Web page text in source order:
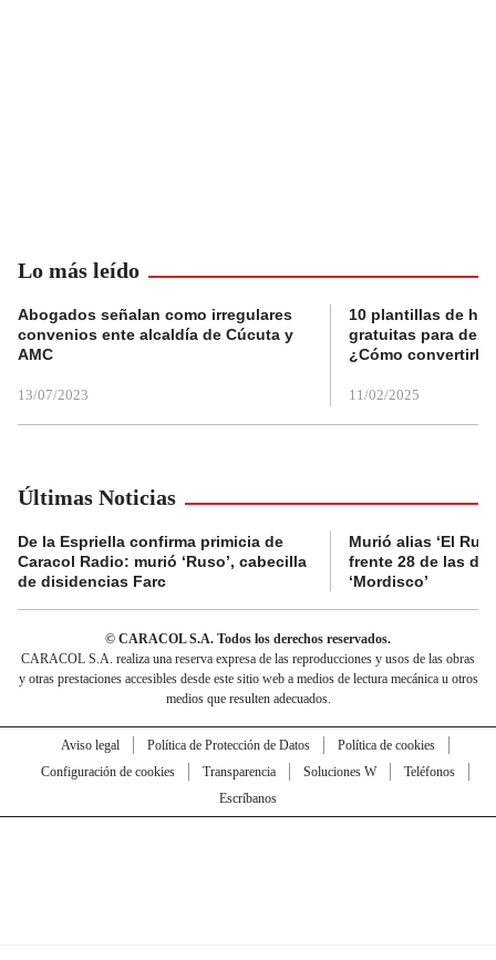
Lo más leído
Abogados señalan como irregulares
convenios ente alcaldía de Cúcuta y
AMC
13/07/2023
10 plantillas de
gratuitas para
¿Cómo convertirla
11/02/2025
Últimas Noticias
De la Espriella confirma primicia de
Caracol Radio: murió ‘Ruso’, cabecilla
de disidencias Farc
Murió alias ‘El
frente 28 de las
‘Mordisco’
© CARACOL S.A. Todos los derechos reservados.
CARACOL S.A. realiza una reserva expresa de las reproducciones y usos de las obras
y otras prestaciones accesibles desde este sitio web a medios de lectura mecánica u otros
medios que resulten adecuados.
Aviso legal Política de Protección de Datos
Política de cookies
Configuración de cookies
Transparencia Soluciones W
Teléfonos
Escríbanos